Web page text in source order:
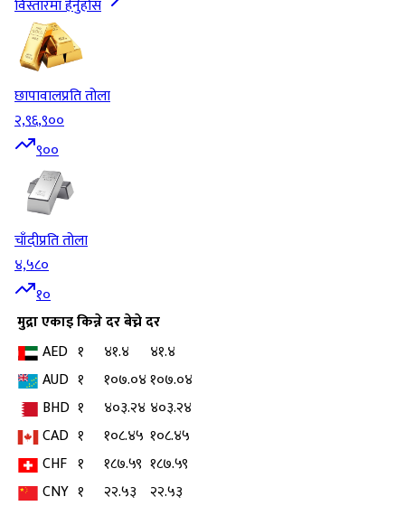
विस्तारमा हेर्नुहोस
छापावालप्रति तोला
२,९६,९००
९००
चाँदीप्रति तोला
४,५८०
१०
मुद्राएकाइकिन्ने दरबेच्ने दर
AED १ ४१.४
४१.४
AUD १ १०७.०४१०७.०४
BHD १ ४०३.२४ ४०३.२४
CAD १ १०८.४५ १०८.४५
CHF १ १८७.५९ १८७.५९
CNY १ २२.५३
२२.५३